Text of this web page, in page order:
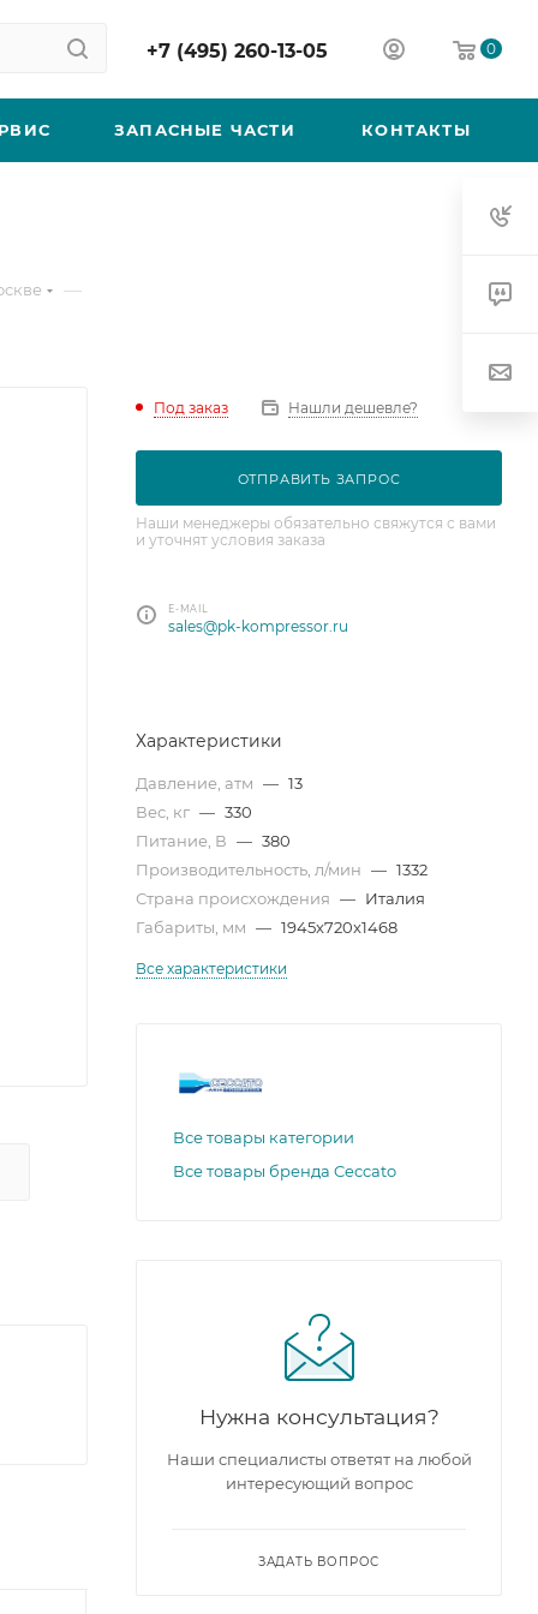
+7 (495) 260-13-05 0
ЗАПАСНЫЕ ЧАСТИ КОНТАКТЫ
—
Под заказ Нашли дешевле?
ОТПРАВИТЬ ЗАПРОС
Наши менеджеры обязательно свяжутся с вами
и уточнят условия заказа
E-MAIL
sales@pk-kompressor.ru
Характеристики
Давление, атм — 13
Вес, кг — 330
Питание, В — 380
Производительность, л/мин — 1332
Страна происхождения — Италия
Габариты, мм — 1945x720x1468
Все характеристики
Все товары категории
Все товары бренда Ceccato
Нужна консультация?
Наши специалисты ответят на любой
интересующий вопрос
ЗАДАТЬ ВОПРОС